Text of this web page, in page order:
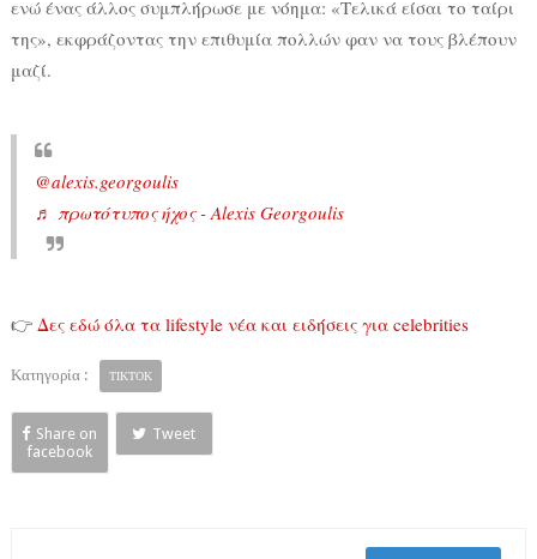
ενώ ένας άλλος συμπλήρωσε με νόημα: «Τελικά είσαι το ταίρι
της», εκφράζοντας την επιθυμία πολλών φαν να τους βλέπουν
μαζί.
@alexis.georgoulis
♬ πρωτότυπος ήχος - Alexis Georgoulis
👉 Δες εδώ όλα τα lifestyle νέα και ειδήσεις για celebrities
Κατηγορία : TIKTOK
Share on
facebook
Tweet